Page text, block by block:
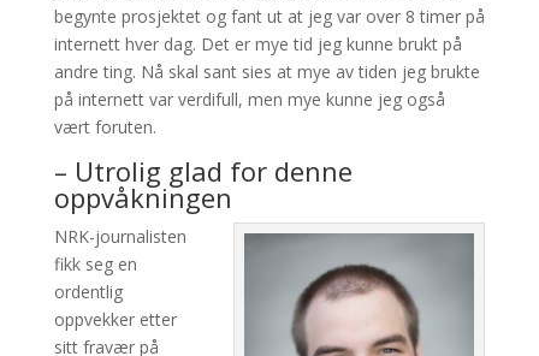
begynte prosjektet og fant ut at jeg var over 8 timer på
internett hver dag. Det er mye tid jeg kunne brukt på
andre ting. Nå skal sant sies at mye av tiden jeg brukte
på internett var verdifull, men mye kunne jeg også
vært foruten.
– Utrolig glad for denne
oppvåkningen
NRK-journalisten
fikk seg en
ordentlig
oppvekker etter
sitt fravær på